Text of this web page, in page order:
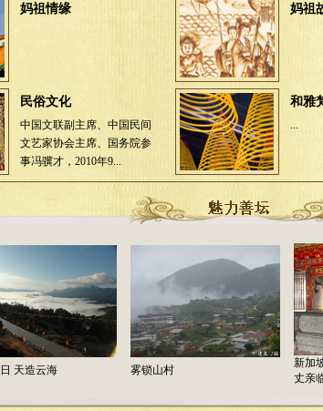
妈祖情缘 妈祖
民俗文化
中国文联副主席、中国民间
文艺家协会主席、国务院参
事冯骥才，2010年9...
和雅
...
云海 雾锁山村
新加坡侨亲
丈亲临妈祖